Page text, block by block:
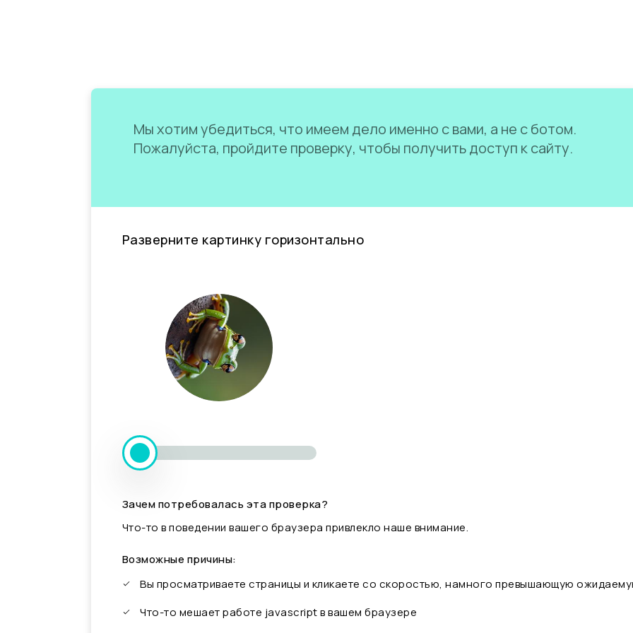
Мы хотим убедиться, что имеем дело именно с вами, а не с ботом.
Пожалуйста, пройдите проверку, чтобы получить доступ к сайту.
Разверните картинку горизонтально
Зачем потребовалась эта проверка?
Что-то в поведении вашего браузера привлекло наше внимание.
Возможные причины:
Вы просматриваете страницы и кликаете со скоростью, намного превышающую
Что-то мешает работе javascript в вашем браузере